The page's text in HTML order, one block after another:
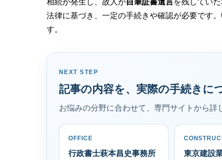
相続が発生し、故人が自筆証書遺言を残してい
法律に基づき、一定の手続きや確認が必要です
す。
NEXT STEP
記事の内容を、実際の手続きに
お悩みの分野に合わせて、専門サイトから
OFFICE
行政書士萩本昌史事務所 東京建設